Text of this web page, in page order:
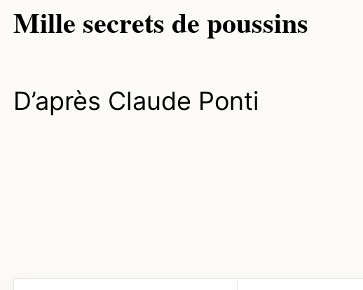
Mille secrets de poussins
D’après Claude Ponti